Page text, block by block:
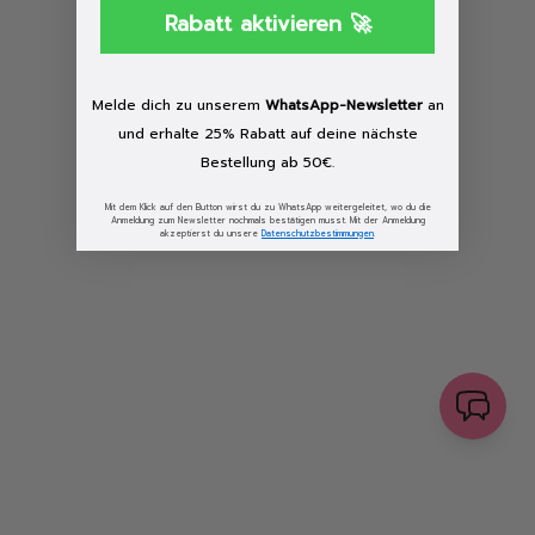
browser console for more information)
Rabatt aktivieren 🚀
Melde dich zu unserem WhatsApp-Newsletteran
und erhalte 25% Rabatt auf deine nächste
Bestellung ab 50€.
Mit dem Klick auf den Button wirst du zu WhatsApp weitergeleitet, wo du die
Anmeldung zum Newsletter nochmals bestätigen musst. Mit der Anmeldung
akzeptierst du unsere Datenschutzbestimmungen.